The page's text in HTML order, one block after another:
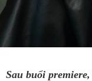
Sau buổi